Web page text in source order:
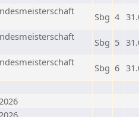
Sbg 4
Sbg 5
Sbg 6